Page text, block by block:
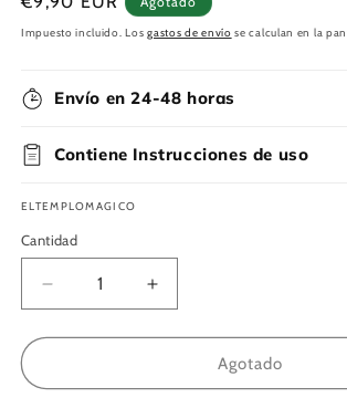
ventana
modal
habitual
Impuesto incluido. Losgastos de envío se calculan en la
Envío en 24-48 horas
Contiene Instrucciones de uso
ELTEMPLOMAGICO
Cantidad
Reducir
cantidad
para
Ángel
Aumentar
cantidad
para
Colgante/Amuleto
Ángel
Agotado